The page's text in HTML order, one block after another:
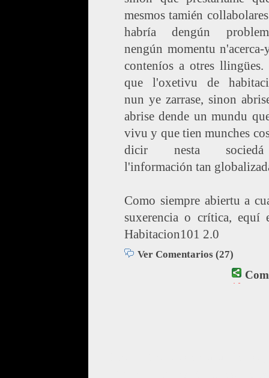
mesmos tamién
habría dengún
nengún momentu n'acerca-
conteníos a otres llingües.
que l'oxetivu de
nun ye zarrase, sinon
abrise dende un mundu
vivu y que tien munches
dicir nesta
l'información tan
Como siempre abiertu a
suxerencia o crítica, equí
Habitacion101 2.0
Ver Comentarios (27)